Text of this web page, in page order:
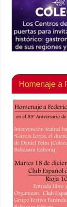
Homenaje a